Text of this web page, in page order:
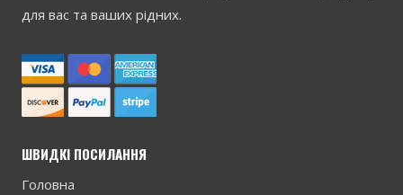
для вас та ваших рідних.
ШВИДКІ ПОСИЛАННЯ
Головна